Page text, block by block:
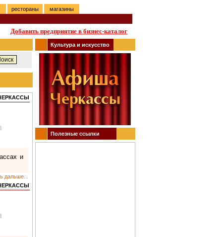
рестораны
магазины
Добавить предприятие в бизнес-каталог
и
дальше...
Культура и искусство
Полезные ссылки